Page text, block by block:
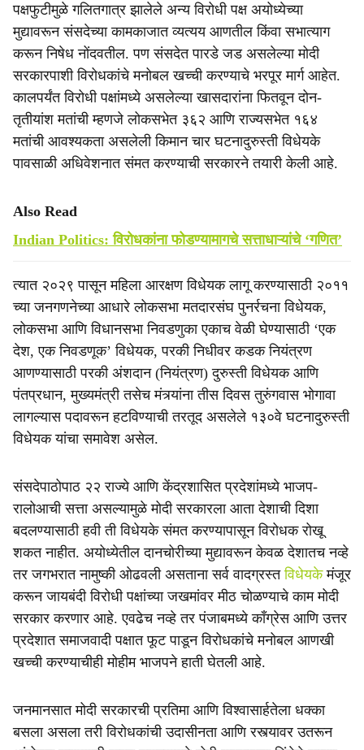
पक्षफुटीमुळे गलितगात्र झालेले अन्य विरोधी पक्ष अयोध्येच्या
मुद्यावरून संसदेच्या कामकाजात व्यत्यय आणतील किंवा सभात्याग
करून निषेध नोंदवतील. पण संसदेत पारडे जड असलेल्या मोदी
सरकारपाशी विरोधकांचे मनोबल खच्ची करण्याचे भरपूर मार्ग आहेत.
कालपर्यंत विरोधी पक्षांमध्ये असलेल्या खासदारांना फितवून दोन-
तृतीयांश मतांची म्हणजे लोकसभेत ३६२ आणि राज्यसभेत १६४
मतांची आवश्यकता असलेली किमान चार घटनादुरुस्ती विधेयके
पावसाळी अधिवेशनात संमत करण्याची सरकारने तयारी केली आहे.
Also Read
Indian Politics: विरोधकांना फोडण्यामागचे सत्ताधाऱ्यांचे ‘गणित’
त्यात २०२९ पासून महिला आरक्षण विधेयक लागू करण्यासाठी २०११
च्या जनगणनेच्या आधारे लोकसभा मतदारसंघ पुनर्रचना विधेयक,
लोकसभा आणि विधानसभा निवडणुका एकाच वेळी घेण्यासाठी ‘एक
देश, एक निवडणूक’ विधेयक, परकी निधीवर कडक नियंत्रण
आणण्यासाठी परकी अंशदान (नियंत्रण) दुरुस्ती विधेयक आणि
पंतप्रधान, मुख्यमंत्री तसेच मंत्र्यांना तीस दिवस तुरुंगवास भोगावा
लागल्यास पदावरून हटविण्याची तरतूद असलेले १३०वे घटनादुरुस्ती
विधेयक यांचा समावेश असेल.
संसदेपाठोपाठ २२ राज्ये आणि केंद्रशासित प्रदेशांमध्ये भाजप-
रालोआची सत्ता असल्यामुळे मोदी सरकारला आता देशाची दिशा
बदलण्यासाठी हवी ती विधेयके संमत करण्यापासून विरोधक रोखू
शकत नाहीत. अयोध्येतील दानचोरीच्या मुद्यावरून केवळ देशातच नव्हे
तर जगभरात नामुष्की ओढवली असताना सर्व वादग्रस्तविधेयकेमंजूर
करून जायबंदी विरोधी पक्षांच्या जखमांवर मीठ चोळण्याचे काम मोदी
सरकार करणार आहे. एवढेच नव्हे तर पंजाबमध्ये काँग्रेस आणि उत्तर
प्रदेशात समाजवादी पक्षात फूट पाडून विरोधकांचे मनोबल आणखी
खच्ची करण्याचीही मोहीम भाजपने हाती घेतली आहे.
जनमानसात मोदी सरकारची प्रतिमा आणि विश्वासार्हतेला धक्का
बसला असला तरी विरोधकांची उदासीनता आणि रस्त्यावर उतरून